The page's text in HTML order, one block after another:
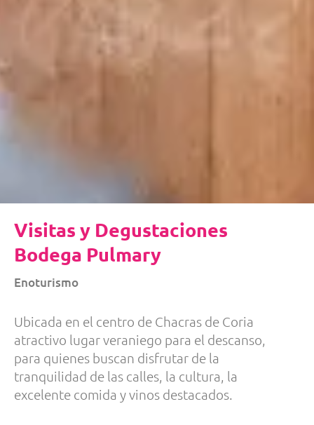
Visitas y Degustaciones
Bodega Pulmary
Enoturismo
Ubicada en el centro de Chacras de Coria
atractivo lugar veraniego para el descanso,
para quienes buscan disfrutar de la
tranquilidad de las calles, la cultura, la
excelente comida y vinos destacados.